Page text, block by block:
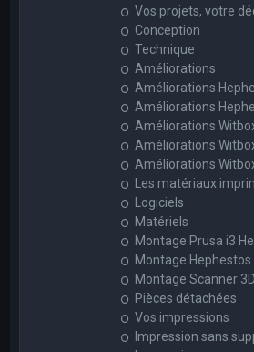
Vos projets, votre
Conception
Technique
Améliorations
Améliorations
Améliorations
Améliorations
Améliorations
Améliorations
Les matériaux
Logiciels
Matériels
Montage Prusa i3
Montage Hephestos
Montage Scanner
Pièces détachées
Vos impressions
Impression sans